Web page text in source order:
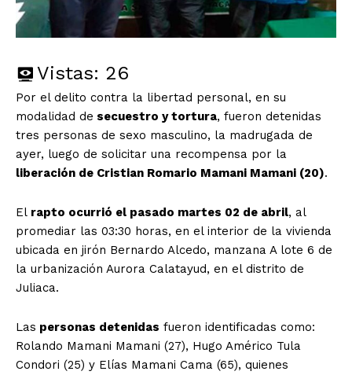
Vistas: 26
Por el delito contra la libertad personal, en su
modalidad de secuestro y tortura, fueron detenidas
tres personas de sexo masculino, la madrugada de
ayer, luego de solicitar una recompensa por la
liberación de Cristian Romario Mamani Mamani (20).
El rapto ocurrió el pasado martes 02 de abril, al
promediar las 03:30 horas, en el interior de la vivienda
ubicada en jirón Bernardo Alcedo, manzana A lote 6 de
la urbanización Aurora Calatayud, en el distrito de
Juliaca.
Las personas detenidas fueron identificadas como:
Rolando Mamani Mamani (27), Hugo Américo Tula
Condori (25) y Elías Mamani Cama (65), quienes